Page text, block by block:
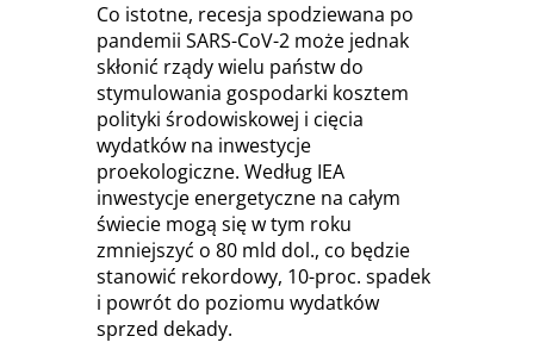
Co istotne, recesja spodziewana po
pandemii SARS-CoV-2 może jednak
skłonić rządy wielu państw do
stymulowania gospodarki kosztem
polityki środowiskowej i cięcia
wydatków na inwestycje
proekologiczne. Według IEA
inwestycje energetyczne na całym
świecie mogą się w tym roku
zmniejszyć o 80 mld dol., co będzie
stanowić rekordowy, 10-proc. spadek
i powrót do poziomu wydatków
sprzed dekady.